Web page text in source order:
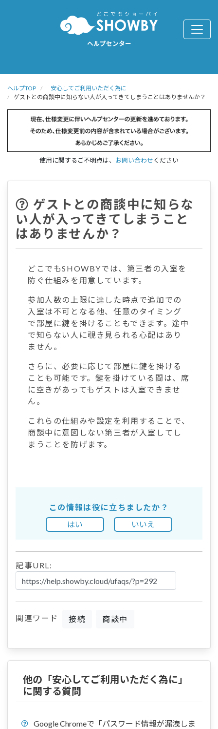
ヘルプセンター
ヘルプTOP
安心してご利用いただく為に
ゲストとの商談中に知らない人が入ってきてしまうことはありませんか？
使用に関するご不明点は、 お問い合わせください
ゲストとの商談中に知らな
い人が入ってきてしまうこと
はありませんか？
どこでもSHOWBYでは、第三者の入室を
防ぐ仕組みを用意しています。
参加人数の上限に達した時点で追加での
入室は不可となる他、任意のタイミング
で部屋に鍵を掛けることもできます。途中
で知らない人に覗き見られる心配はあり
ません。
さらに、必要に応じて部屋に鍵を掛ける
ことも可能です。鍵を掛けている間は、席
に空きがあってもゲストは入室できませ
ん。
これらの仕組みや設定を利用することで、
商談中に意図しない第三者が入室してし
まうことを防げます。
この情報は役に立ちましたか？
はい
いいえ
記事URL:
関連ワード 接続 商談中
他の「安心してご利用いただく為に」
に関する質問
Google Chromeで「パスワード情報が漏洩しま